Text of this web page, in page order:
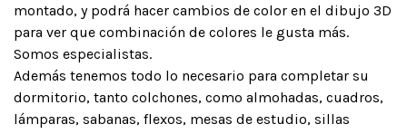
montado, y podrá hacer cambios de color en el dibujo 3D
para ver que combinación de colores le gusta más.
Somos especialistas.
Además tenemos todo lo necesario para completar su
dormitorio, tanto colchones, como almohadas, cuadros,
lámparas, sabanas, flexos, mesas de estudio, sillas